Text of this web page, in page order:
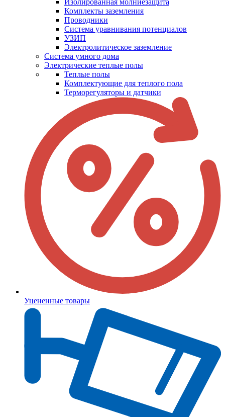
Изолированная молниезащита
Комплекты заземления
Проводники
Система уравнивания потенциалов
УЗИП
Электролитическое заземление
Система умного дома
Электрические теплые полы
Теплые полы
Комплектующие для теплого пола
Терморегуляторы и датчики
Уцененные товары